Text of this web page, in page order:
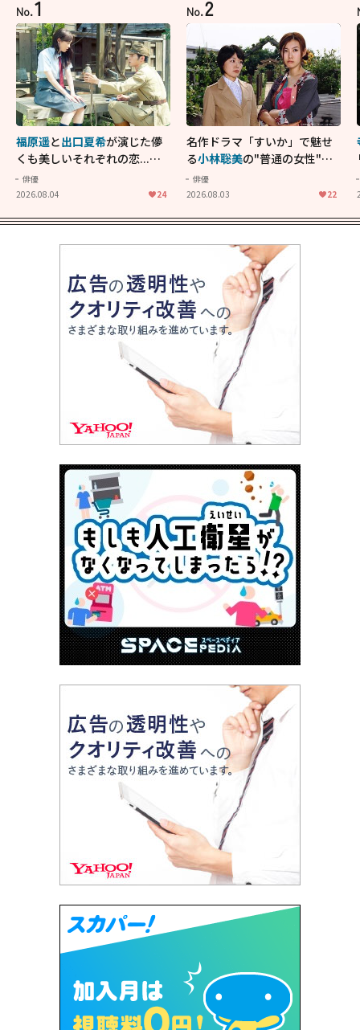
No.1
福原遥と出口夏希が演じた儚
くも美しいそれぞれの恋...生
きることの尊さを教えてくれ
た映画「あの花が咲く丘で、
俳優
2026.08.04
24
No.2
名作ドラマ「すいか」で魅せ
る小林聡美の"普通の女性"が
大人に刺さる...映画「かもめ
食堂」にも通じる静かな芝居
俳優
2026.08.03
22